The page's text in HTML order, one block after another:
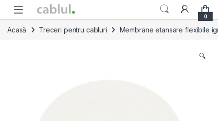
Skip to navigation
Skip to content
0
Acasă Treceri pentru cabluri Membrane etansare flexibile
🔍